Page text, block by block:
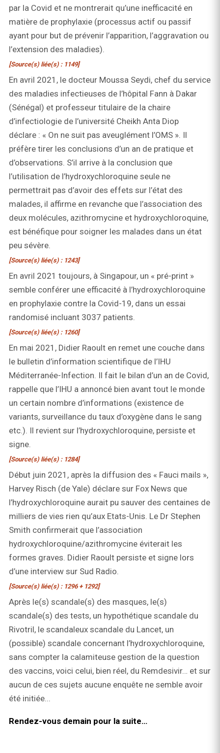
par la Covid et ne montrerait qu’une inefficacité en
matière de prophylaxie (processus actif ou passif
ayant pour but de prévenir l’apparition, l’aggravation ou
l’extension des maladies).
[Source(s) liée(s) : 1149]
En avril 2021, le docteur Moussa Seydi, chef du service
des maladies infectieuses de l’hôpital Fann à Dakar
(Sénégal) et professeur titulaire de la chaire
d’infectiologie de l’université Cheikh Anta Diop
déclare : « On ne suit pas aveuglément l’OMS ». Il
préfère tirer les conclusions d’un an de pratique et
d’observations. S’il arrive à la conclusion que
l’utilisation de l’hydroxychloroquine seule ne
permettrait pas d’avoir des effets sur l’état des
malades, il affirme en revanche que l’association des
deux molécules, azithromycine et hydroxychloroquine,
est bénéfique pour soigner les malades dans un état
peu sévère.
[Source(s) liée(s) : 1243]
En avril 2021 toujours, à Singapour, un « pré-print »
semble conférer une efficacité à l’hydroxychloroquine
en prophylaxie contre la Covid-19, dans un essai
randomisé incluant 3037 patients.
[Source(s) liée(s) : 1260]
En mai 2021, Didier Raoult en remet une couche dans
le bulletin d’information scientifique de l’IHU
Méditerranée-Infection. Il fait le bilan d’un an de Covid,
rappelle que l’IHU a annoncé bien avant tout le monde
un certain nombre d’informations (existence de
variants, surveillance du taux d’oxygène dans le sang
etc.). Il revient sur l’hydroxychloroquine, persiste et
signe.
[Source(s) liée(s) : 1284]
Début juin 2021, après la diffusion des « Fauci mails »,
Harvey Risch (de Yale) déclare sur Fox News que
l’hydroxychloroquine aurait pu sauver des centaines de
milliers de vies rien qu’aux Etats-Unis. Le Dr Stephen
Smith confirmerait que l’association
hydroxychloroquine/azithromycine éviterait les
formes graves. Didier Raoult persiste et signe lors
d’une interview sur Sud Radio.
[Source(s) liée(s) : 1296 + 1292]
Après le(s) scandale(s) des masques, le(s)
scandale(s) des tests, un hypothétique scandale du
Rivotril, le scandaleux scandale du Lancet, un
(possible) scandale concernant l’hydroxychloroquine,
sans compter la calamiteuse gestion de la question
des vaccins, voici celui, bien réel, du Remdesivir… et sur
aucun de ces sujets aucune enquête ne semble avoir
été initiée...
Rendez-vous demain pour la suite…